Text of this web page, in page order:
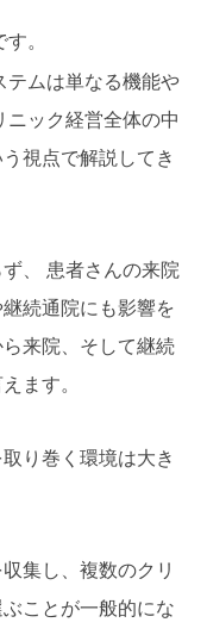
。
テムは単なる機能や
ック経営全体の中
視点で解説してき
、 患者さんの来院
続通院にも影響を
来院、そして継続
ます。
り巻く環境は大き
集し、複数のクリ
ことが一般的にな